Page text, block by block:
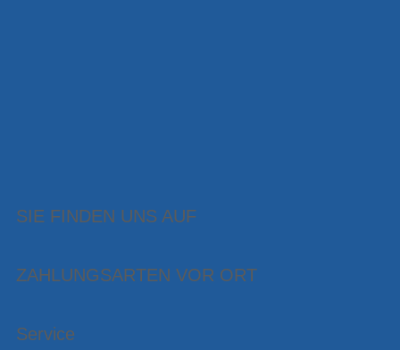
SIE FINDEN UNS AUF
ZAHLUNGSARTEN VOR ORT
Service